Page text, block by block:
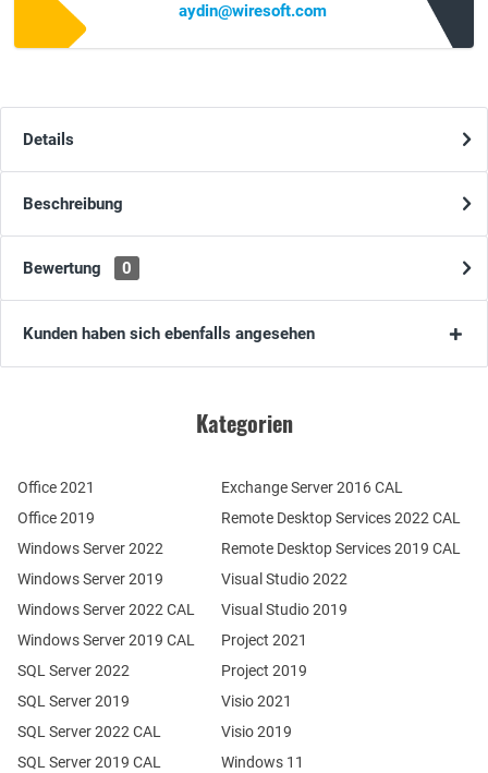
aydin@wiresoft.com
Details
Beschreibung
Bewertung 0
Kunden haben sich ebenfalls angesehen
Kategorien
Office 2021
Office 2019
Windows Server 2022
Windows Server 2019
SQL Server 2022
SQL Server 2019
Windows Server 2022 CAL
Windows Server 2019 CAL
SQL Server 2022 CAL
SQL Server 2019 CAL
Remote Desktop Services 2022 CAL
Remote Desktop Services 2019 CAL
Exchange Server 2016 CAL
Visual Studio 2022
Visual Studio 2019
Project 2021
Project 2019
Visio 2021
Visio 2019
Windows 11